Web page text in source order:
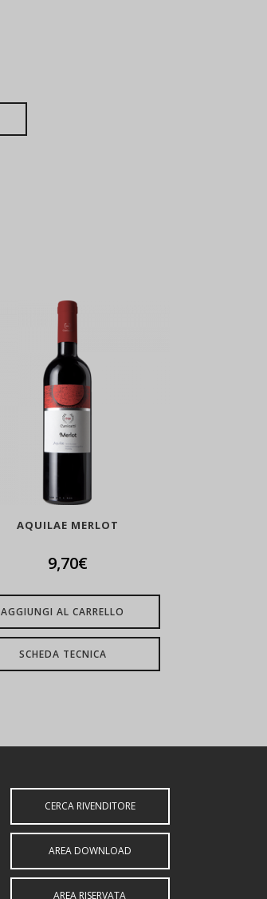
AQUILAE MERLOT
9,70€
AGGIUNGI AL CARRELLO
SCHEDA TECNICA
CERCA RIVENDITORE
AREA DOWNLOAD
AREA RISERVATA